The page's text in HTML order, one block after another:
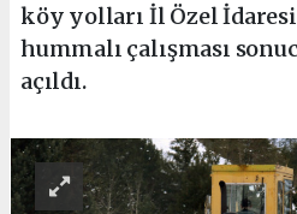
köy yolları İl Özel
hummalı çalışması
açıldı.